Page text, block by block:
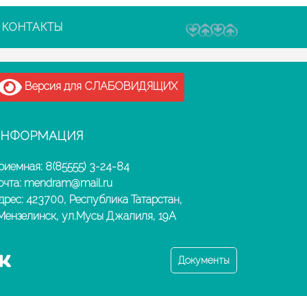
КОНТАКТЫ
Версия для СЛАБОВИДЯЩИХ
8(85555) 3-24-84
mendram@mail.ru
423700, Республика Татарстан,
ул.Мусы Джалиля, 19А
Документы